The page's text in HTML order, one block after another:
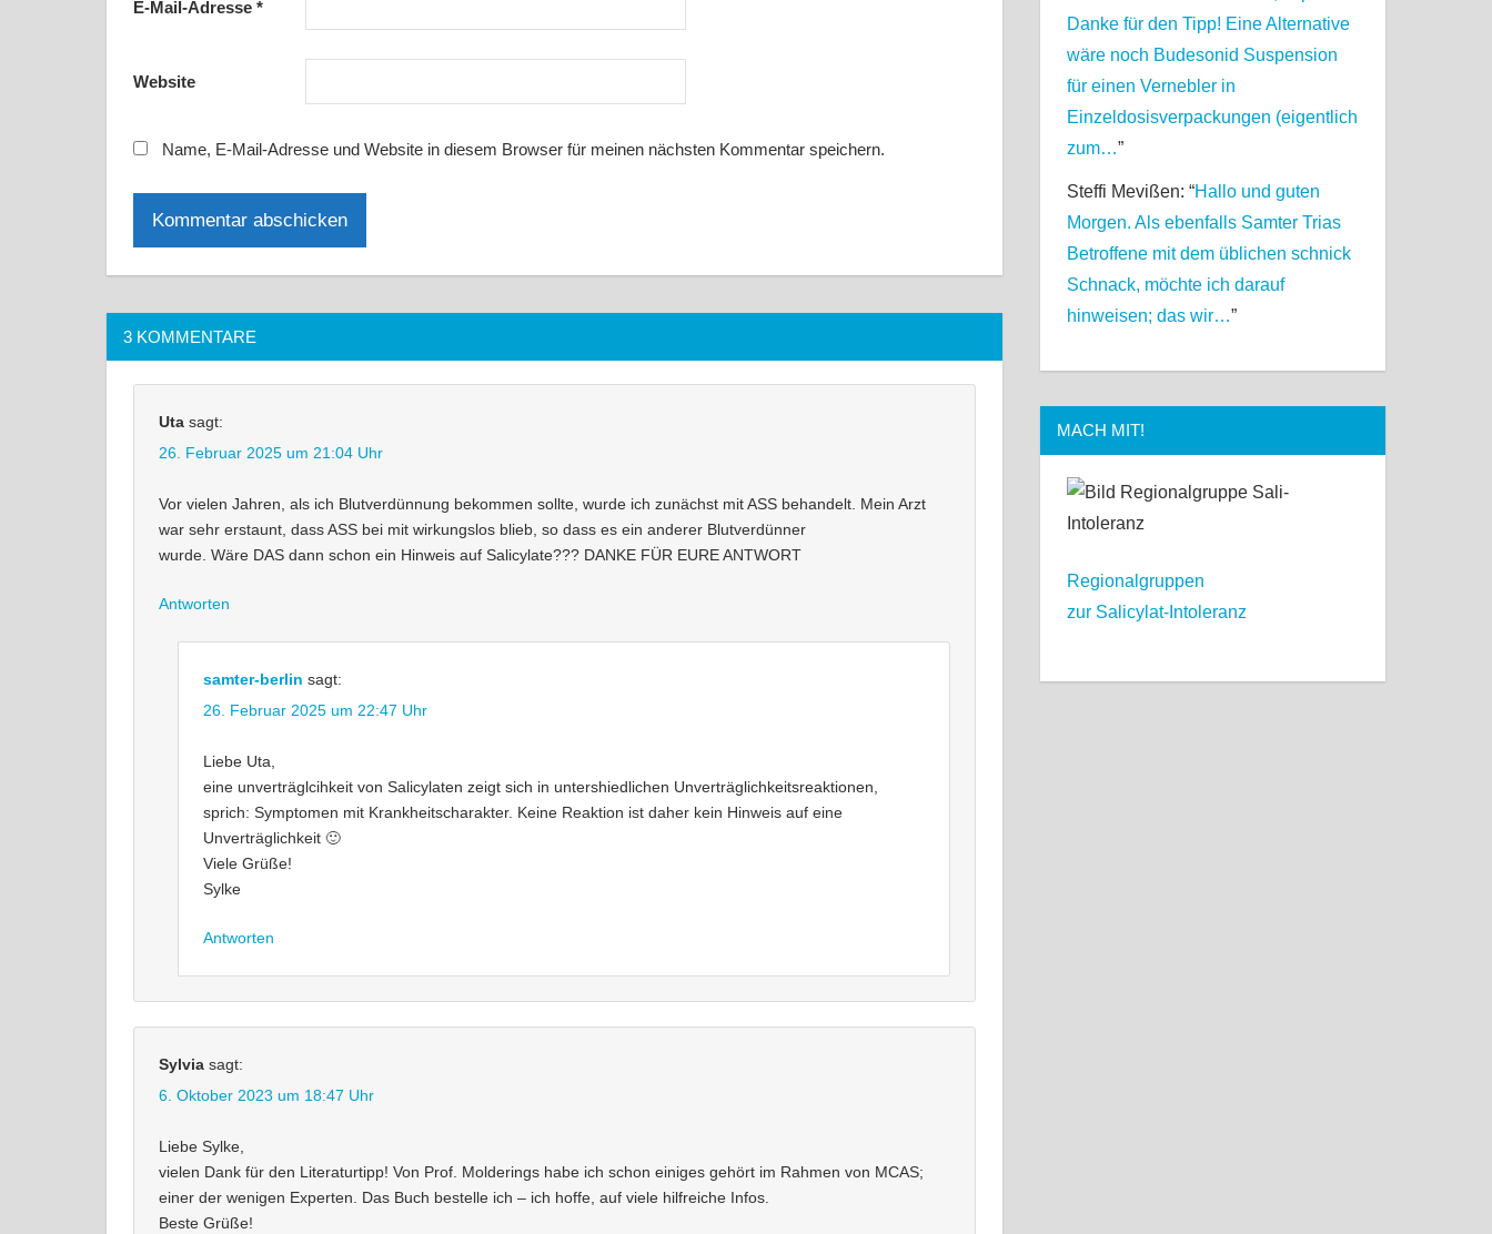
E-Mail-Adresse *
Website
Name, E-Mail-Adresse und Website in diesem Browser für meinen nächsten Kommentar speichern.
3 KOMMENTARE
Uta sagt:
26. Februar 2025 um 21:04 Uhr
Vor vielen Jahren, als ich Blutverdünnung bekommen sollte, wurde ich zunächst mit ASS behandelt. Mein Arzt
war sehr erstaunt, dass ASS bei mit wirkungslos blieb, so dass es ein anderer Blutverdünner
wurde. Wäre DAS dann schon ein Hinweis auf Salicylate??? DANKE FÜR EURE ANTWORT
Antworten
samter-berlin sagt:
26. Februar 2025 um 22:47 Uhr
Liebe Uta,
eine unverträglcihkeit von Salicylaten zeigt sich in untershiedlichen Unverträglichkeitsreaktionen,
sprich: Symptomen mit Krankheitscharakter. Keine Reaktion ist daher kein Hinweis auf eine
Unverträglichkeit 🙂
Viele Grüße!
Sylke
Antworten
Sylvia sagt:
6. Oktober 2023 um 18:47 Uhr
Liebe Sylke,
vielen Dank für den Literaturtipp! Von Prof. Molderings habe ich schon einiges gehört im Rahmen von MCAS;
einer der wenigen Experten. Das Buch bestelle ich – ich hoffe, auf viele hilfreiche Infos.
Beste Grüße!
Danke für den Tipp! Eine Alternative
wäre noch Budesonid Suspension
für einen Vernebler in
Einzeldosisverpackungen (eigentlich
zum…”
Steffi Mevißen: “Hallo und guten
Morgen. Als ebenfalls Samter Trias
Betroffene mit dem üblichen schnick
Schnack, möchte ich darauf
hinweisen; das wir…”
MACH MIT!
Regionalgruppen
zur Salicylat-Intoleranz